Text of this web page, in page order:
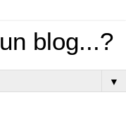
blog...?
▼